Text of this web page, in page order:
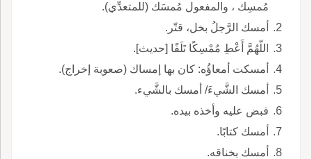
مُمسِك ، والمفعول مُمسَك (للمتعدِّي).
أمسك الرَّجلُ بخل، قتّر.
اللّهُمَّ أَعْطِ مُمْسِكًا تَلَفًا [حديث].
أمسكت أمعاؤُه: كان بها إمساك (صعوبة إخراج).
أمسك الشَّيءَ/ أمسك بالشَّيء.
قبض عليه وأخذه بيده.
أمسك كتابًا.
أمسك بخناقه.